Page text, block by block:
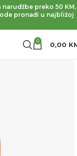
preko 50 KM,
pronađi u najbližoj
0 0,00